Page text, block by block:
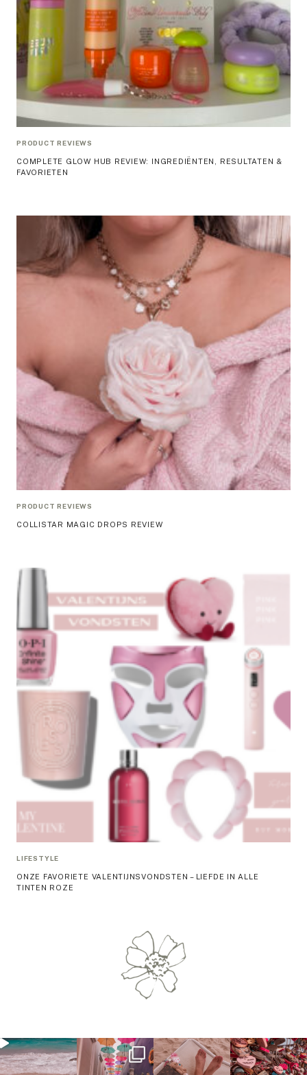
PRODUCT REVIEWS
COMPLETE GLOW HUB REVIEW: INGREDIËNTEN, RESULTATEN &
FAVORIETEN
PRODUCT REVIEWS
COLLISTAR MAGIC DROPS REVIEW
LIFESTYLE
ONZE FAVORIETE VALENTIJNSVONDSTEN – LIEFDE IN ALLE
TINTEN ROZE